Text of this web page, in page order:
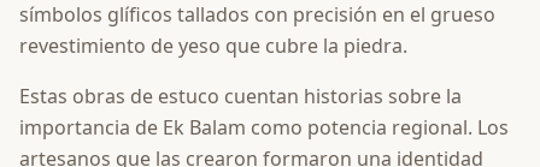
símbolos glíficos tallados con precisión en el grueso
revestimiento de yeso que cubre la piedra.
Estas obras de estuco cuentan historias sobre la
importancia de Ek Balam como potencia regional. Los
artesanos que las crearon formaron una identidad